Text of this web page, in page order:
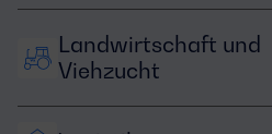
Landwirtschaft und
Viehzucht